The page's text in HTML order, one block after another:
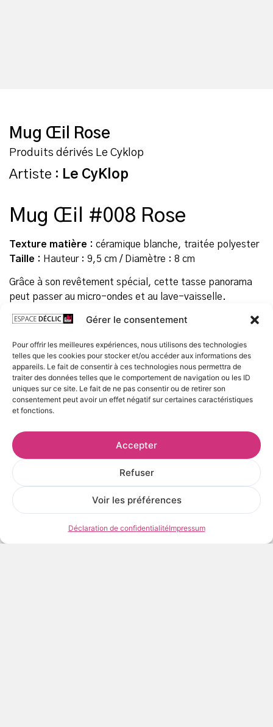
Gérer le consentement
Pour offrir les meilleures expériences, nous utilisons des technologies
telles que les cookies pour stocker et/ou accéder aux informations des
appareils. Le fait de consentir à ces technologies nous permettra de
traiter des données telles que le comportement de navigation ou les ID
uniques sur ce site. Le fait de ne pas consentir ou de retirer son
consentement peut avoir un effet négatif sur certaines caractéristiques
et fonctions.
Accepter
Refuser
Voir les préférences
Déclaration de confidentialitéImpressum
Mug Œil Rose
Produits dérivés Le Cyklop
Artiste : Le CyKlop
Mug Œil #008 Rose
Texture matière : céramique blanche, traitée polyester
Taille : Hauteur : 9,5 cm / Diamètre : 8 cm
Grâce à son revêtement spécial, cette tasse panorama
peut passer au micro-ondes et au lave-vaisselle.
Agréée contact alimentaire.
Pour une plus grande longévité du marquage, lavage à la
main conseillé.
Prix
20,00€ TTC
AJOUTER AU PANIER